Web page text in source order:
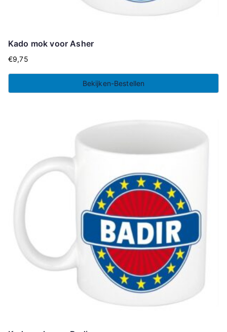
Kado mok voor Asher
€9,75
Bekijken-Bestellen